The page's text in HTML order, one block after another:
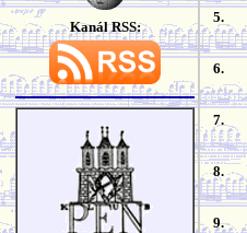
Kanál RSS:
5.
6.
7.
8.
9.